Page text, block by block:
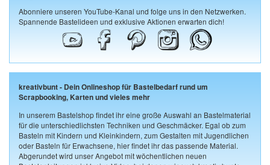
Abonniere unseren YouTube-Kanal und folge uns in den Netzwerken.
Spannende Bastelideen und exklusive Aktionen erwarten dich!
kreativbunt - Dein Onlineshop für Bastelbedarf rund um
Scrapbooking, Karten und vieles mehr
In unserem Bastelshop findet ihr eine große Auswahl an Bastelmaterial
für die unterschiedlichsten Techniken und Geschmäcker. Egal ob zum
Basteln mit Kindern und Kleinkindern, zum Gestalten mit Jugendlichen
oder Basteln für Erwachsene, hier findet ihr das passende Material.
Abgerundet wird unser Angebot mit wöchentlichen neuen